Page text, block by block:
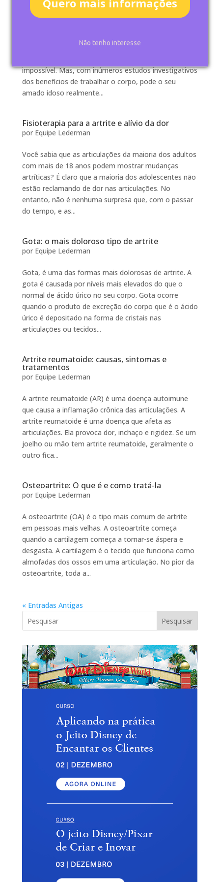
Não tenho interesse
Oito Dicas de Exercício para Artrite
porEquipe Lederman
dor nas articulações e rigidez podem fazer até
impossível. Mas, com inúmeros estudos investigativos
dos benefícios de trabalhar o corpo, pode o seu
amado idoso realmente...
Fisioterapia para a artrite e alívio da dor
por Equipe Lederman
Você sabia que as articulações da maioria dos adultos
com mais de 18 anos podem mostrar mudanças
artríticas? É claro que a maioria dos adolescentes não
estão reclamando de dor nas articulações. No
entanto, não é nenhuma surpresa que, com o passar
do tempo, e as...
Gota: o mais doloroso tipo de artrite
por Equipe Lederman
Gota, é uma das formas mais dolorosas de artrite. A
gota é causada por níveis mais elevados do que o
normal de ácido úrico no seu corpo. Gota ocorre
quando o produto de excreção do corpo que é o ácido
úrico é depositado na forma de cristais nas
articulações ou tecidos...
Artrite reumatoide: causas, sintomas e
tratamentos
por Equipe Lederman
A artrite reumatoide (AR) é uma doença autoimune
que causa a inflamação crônica das articulações. A
artrite reumatoide é uma doença que afeta as
articulações. Ela provoca dor, inchaço e rigidez. Se um
joelho ou mão tem artrite reumatoide, geralmente o
outro fica...
Osteoartrite: O que é e como tratá-la
por Equipe Lederman
A osteoartrite (OA) é o tipo mais comum de artrite
em pessoas mais velhas. A osteoartrite começa
quando a cartilagem começa a tornar-se áspera e
desgasta. A cartilagem é o tecido que funciona como
almofadas dos ossos em uma articulação. No pior da
osteoartrite, toda a...
« Entradas Antigas
Pesquisar